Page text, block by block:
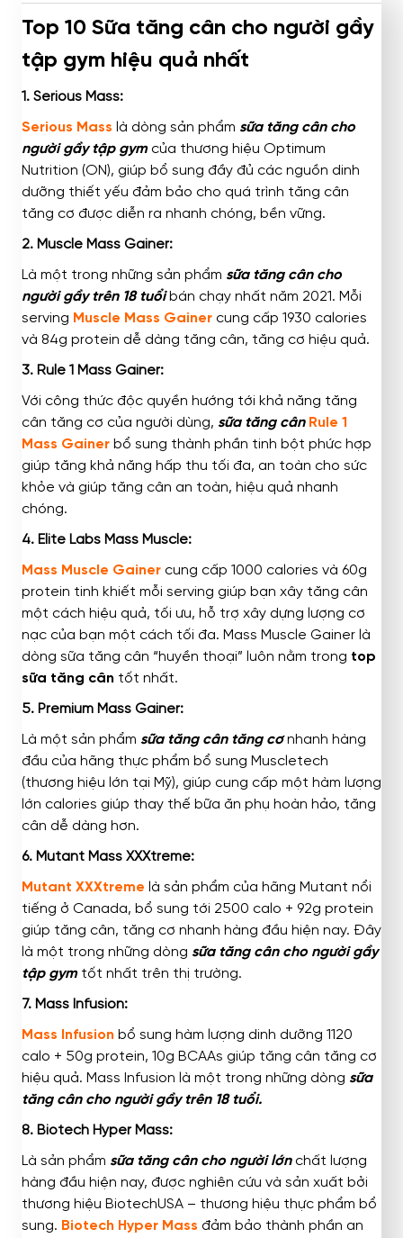
Top 10 Sữa tăng cân cho người gầy
tập gym hiệu quả nhất
1. Serious Mass:
Serious Mass là dòng sản phẩm sữa tăng cân cho
người gầy tập gymcủa thương hiệu Optimum
Nutrition (ON), giúp bổ sung đầy đủ các nguồn dinh
dưỡng thiết yếu đảm bảo cho quá trình tăng cân
tăng cơ được diễn ra nhanh chóng, bền vững.
2. Muscle Mass Gainer:
Là một trong những sản phẩm sữa tăng cân cho
người gầy trên 18 tuổibán chạy nhất năm 2021. Mỗi
serving Muscle Mass Gainer cung cấp 1930 calories
và 84g protein dễ dàng tăng cân, tăng cơ hiệu quả.
3. Rule 1 Mass Gainer:
Với công thức độc quyền hướng tới khả năng tăng
cân tăng cơ của người dùng, sữa tăng cân Rule 1
Mass Gainer bổ sung thành phần tinh bột phức hợp
giúp tăng khả năng hấp thu tối đa, an toàn cho sức
khỏe và giúp tăng cân an toàn, hiệu quả nhanh
chóng.
4. Elite Labs Mass Muscle:
Mass Muscle Gainer cung cấp 1000 calories và 60g
protein tinh khiết mỗi serving giúp bạn xây tăng cân
một cách hiệu quả, tối ưu, hỗ trợ xây dựng lượng cơ
nạc của bạn một cách tối đa. Mass Muscle Gainer là
dòng sữa tăng cân “huyền thoại” luôn nằm trong top
sữa tăng cân tốt nhất.
5. Premium Mass Gainer:
Là một sản phẩm sữa tăng cân tăng cơnhanh hàng
đầu của hãng thực phẩm bổ sung Muscletech
(thương hiệu lớn tại Mỹ), giúp cung cấp một hàm lượng
lớn calories giúp thay thế bữa ăn phụ hoàn hảo, tăng
cân dễ dàng hơn.
6. Mutant Mass XXXtreme:
Mutant XXXtreme là sản phẩm của hãng Mutant nổi
tiếng ở Canada, bổ sung tới 2500 calo + 92g protein
giúp tăng cân, tăng cơ nhanh hàng đầu hiện nay. Đây
là một trong những dòng sữa tăng cân cho người gầy
tập gymtốt nhất trên thị trường.
7. Mass Infusion:
Mass Infusion bổ sung hàm lượng dinh dưỡng 1120
calo + 50g protein, 10g BCAAs giúp tăng cân tăng cơ
hiệu quả. Mass Infusion là một trong những dòng sữa
tăng cân cho người gầy trên 18 tuổi.
8. Biotech Hyper Mass:
Là sản phẩm sữa tăng cân cho người lớn chất lượng
hàng đầu hiện nay, được nghiên cứu và sản xuất bởi
thương hiệu BiotechUSA – thương hiệu thực phẩm bổ
sung. Biotech Hyper Mass đảm bảo thành phần an